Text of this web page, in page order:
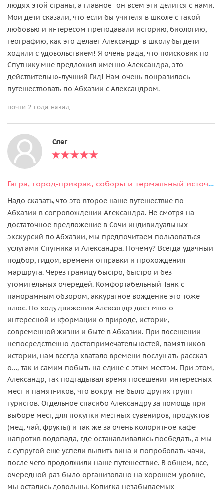
людях этой страны, а главное -он всем эти делится с нами.
Мои дети сказали, что если бы учителя в школе с такой
любовью и интересом преподавали историю, биологию,
географию, как это делает Александр-в школу бы дети
ходили с удовольствием! Я очень рада, что поисковик по
Спутнику мне предложил именно Александра, это
действительно-лучший Гид! Нам очень понравилось
путешествовать по Абхазии с Александром.
почти 2 года назад
Олег
Гагра, город-призрак, соборы и термальный источник Кындыг
Надо сказать, что это второе наше путешествие по
Абхазии в сопровождении Александра. Не смотря на
достаточное предложение в Сочи индивидуальных
экскурсий по Абхазии, мы предпочитаем пользоваться
услугами Спутника и Александра. Почему? Всегда удачный
подбор, гидом, времени отправки и прохождения
маршрута. Через границу быстро, быстро и без
утомительных очередей. Комфортабельный Танк с
панорамным обзором, аккуратное вождение это тоже
плюс. По ходу движения Александр дает много
интересной информации о природе, истории,
современной жизни и быте в Абхазии. При посещении
непосредственно достопримечательностей, памятников
истории, нам всегда хватало времени послушать рассказ
о…, так и самим побыть на едине с этим местом. При этом,
Александр, так подгадывал время посещения интересных
мест и памятников, что вокруг не было других групп
туристов. Отдельное спасибо Александру за помощь при
выборе мест, для покупки местных сувениров, продуктов
(мед, чай, фрукты) и так же за очень колоритное кафе
напротив водопада, где останавливались пообедать, а мы
с супругой еще успели выпить вина и попробовать чачи,
после чего продолжили наше путешествие. В общем, все,
очередной раз было организовано на хорошем уровне,
мы остались довольны. Копилка незабываемых